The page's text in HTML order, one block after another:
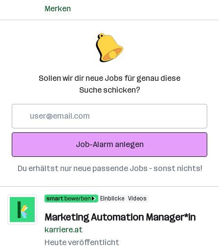
Merken
Sollen wir dir neue Jobs für genau diese
Suche schicken?
Adresse
Job-Alarm anlegen
Du erhältst nur neue passende Jobs – sonst nichts!
Einblicke Videos
Marketing Automation Manager*in
karriere.at
Heute veröffentlicht